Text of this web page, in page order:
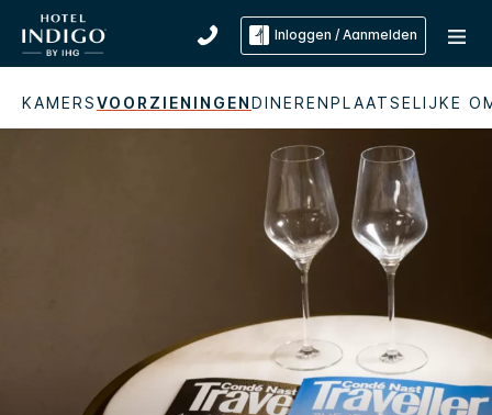
Inloggen / Aanmelden
KAMERSVOORZIENINGENDINERENPLAATSELIJKE